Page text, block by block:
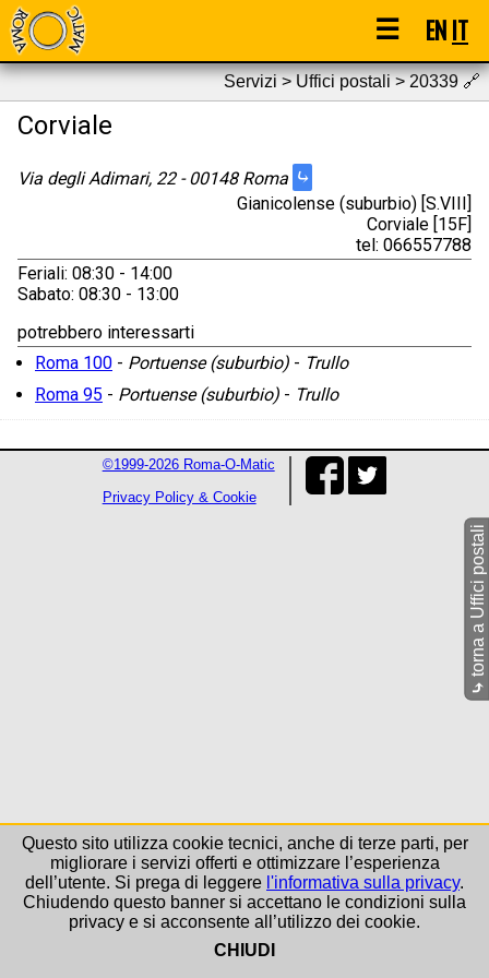
☰ ENIT
Servizi > Uffici postali > 20339🔗
Corviale
Via degli Adimari, 22 - 00148 Roma ⤷
Gianicolense (suburbio) [S.VIII]
Corviale [15F]
tel: 066557788
Feriali: 08:30 - 14:00
Sabato: 08:30 - 13:00
potrebbero interessarti
Roma 100 - Portuense (suburbio) - Trullo
Roma 95 - Portuense (suburbio) - Trullo
⤷
torna a Uffici postali
©1999-2026 Roma-O-Matic
Privacy Policy & Cookie
Questo sito utilizza cookie tecnici, anche di terze parti, per
migliorare i servizi offerti e ottimizzare l’esperienza
dell’utente. Si prega di leggere l'informativa sulla privacy.
Chiudendo questo banner si accettano le condizioni sulla
privacy e si acconsente all’utilizzo dei cookie.
CHIUDI